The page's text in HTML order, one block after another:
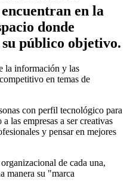
en la
donde
público objetivo.
la información y las
en temas de
con perfil tecnológico para
las empresas a ser creativas
y pensar en mejores
de cada una,
manera su "marca